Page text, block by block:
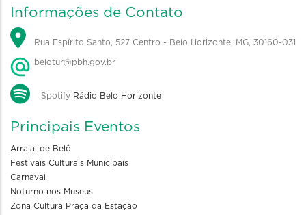
Informações de Contato
Rua Espírito Santo, 527 Centro - Belo Horizonte, MG, 30160-031
belotur@pbh.gov.br
Spotify Rádio Belo Horizonte
Principais Eventos
Arraial de Belô
Festivais Culturais Municipais
Carnaval
Noturno nos Museus
Zona Cultura Praça da Estação